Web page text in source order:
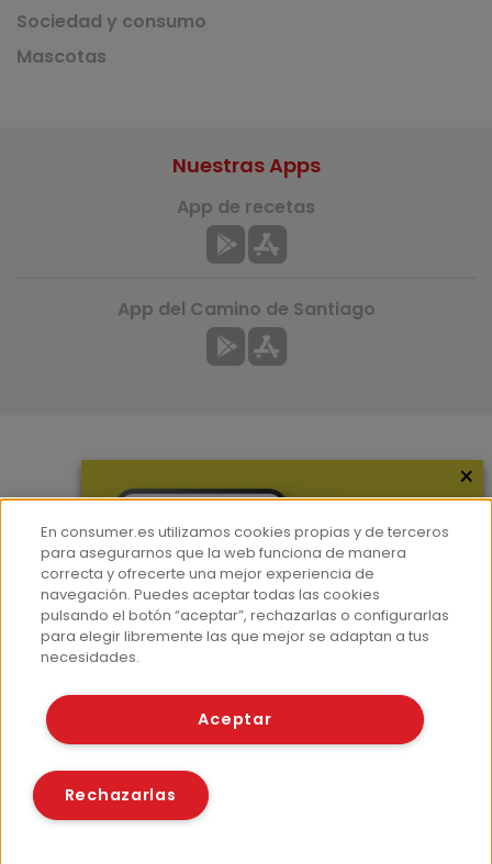
Sociedad y consumo
Mascotas
Hemeroteca
Contacto
Prensa
Corpus Lingüístico Consumer
Nuestras Apps
App de recetas
App del Camino de Santiago
© Fundación EROSKI
Políticas de cookies
×
En consumer.es utilizamos cookies propias y de terceros
para asegurarnos que la web funciona de manera
correcta y ofrecerte una mejor experiencia de
navegación. Puedes aceptar todas las cookies
pulsando el botón “aceptar”, rechazarlas o configurarlas
para elegir libremente las que mejor se adaptan a tus
necesidades.
Aceptar
Rechazarlas